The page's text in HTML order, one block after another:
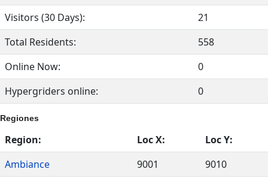
Visitors (30 Days):
21
Total Residents:
558
Online Now:
0
Hypergriders online:
0
Regiones
Region: Loc X:
Loc Y:
Ambiance
9001
9010